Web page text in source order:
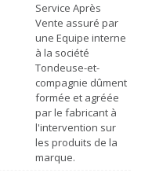
Service Après
Vente assuré par
une Equipe interne
à la société
Tondeuse-et-
compagnie dûment
formée et agréée
par le fabricant à
l'intervention sur
les produits de la
marque.